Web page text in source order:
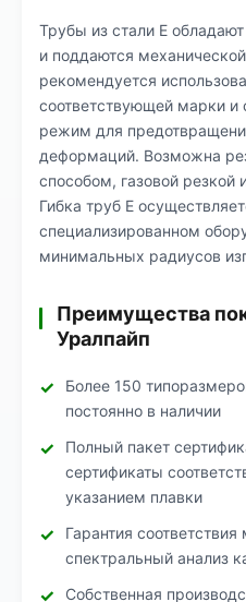
Трубы из стали Е
и поддаются
рекомендуется
соответствующей марки и
режим для
деформаций. Возможна
способом, газовой резкой
Гибка труб Е
специализированном
минимальных радиусов
Преимущества
Уралпайп
Более 150
постоянно в наличии
Полный пакет
сертификаты
указанием плавки
Гарантия
спектральный анализ
Собственная